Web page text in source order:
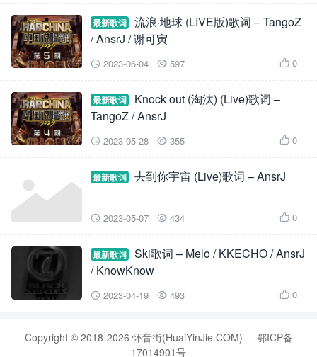
最新歌词
流浪·地球 (LIVE版)歌词 – TangoZ
/ AnsrJ / 谢可寅
 2023-06-04  597  0
最新歌词
Knock out (淘汰) (Live)歌词 –
TangoZ / AnsrJ
 2023-05-28  355  0
最新歌词 去到你宇宙 (Live)歌词 – AnsrJ
 2023-05-07  434  0
最新歌词
Ski歌词 – Melo / KKECHO / AnsrJ
/ KnowKnow
 2023-04-19  493  0
Copyright © 2018-2026 怀音街(HuaiYinJie.COM)
鄂ICP备
17014901号